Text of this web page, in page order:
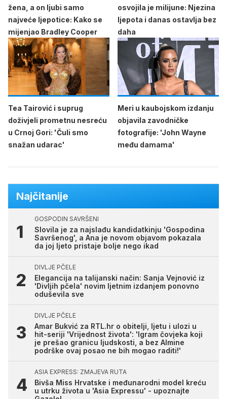
žena, a on ljubi samo
najveće ljepotice: Kako se
mijenjao Bradley Cooper
osvojila je milijune: Njezina
ljepota i danas ostavlja bez
daha
Tea Tairović i suprug
doživjeli prometnu nesreću
u Crnoj Gori: 'Čuli smo
snažan udarac'
Meri u kaubojskom izdanju
objavila zavodničke
fotografije: 'John Wayne
među damama'
Najčitanije
GOSPODIN SAVRŠENI
Slovila je za najslađu kandidatkinju 'Gospodina
Savršenog', a Ana je novom objavom pokazala
da joj ljeto pristaje bolje nego ikad
DIVLJE PČELE
Elegancija na talijanski način: Sanja Vejnović iz
'Divljih pčela' novim ljetnim izdanjem ponovno
oduševila sve
DIVLJE PČELE
Amar Bukvić za RTL.hr o obitelji, ljetu i ulozi u
hit-seriji 'Vrijednost života': 'Igram čovjeka koji
je prešao granicu ljudskosti, a bez Almine
podrške ovaj posao ne bih mogao raditi!'
ASIA EXPRESS: ZMAJEVA RUTA
Bivša Miss Hrvatske i međunarodni model kreću
u utrku života u 'Asia Expressu' - upoznajte